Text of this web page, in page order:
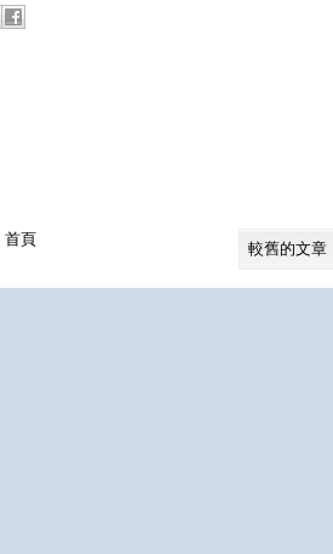
較舊的文章
首頁